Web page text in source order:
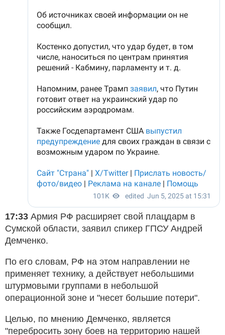
17:33 Армия РФ расширяет свой плацдарм в
Сумской области, заявил спикер ГПСУ Андрей
Демченко.
По его словам, РФ на этом направлении не
применяет технику, а действует небольшими
штурмовыми группами в небольшой
операционной зоне и "несет большие потери".
Целью, по мнению Демченко, является
"перебросить зону боев на территорию нашей